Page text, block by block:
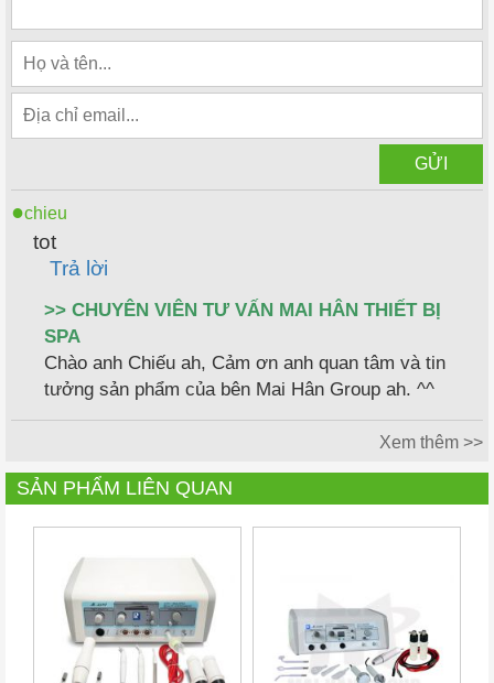
chieu
tot
Trả lời
>> CHUYÊN VIÊN TƯ VẤN MAI HÂN THIẾT BỊ
SPA
Chào anh Chiếu ah, Cảm ơn anh quan tâm và tin
tưởng sản phẩm của bên Mai Hân Group ah. ^^
Xem thêm >>
SẢN PHẨM LIÊN QUAN